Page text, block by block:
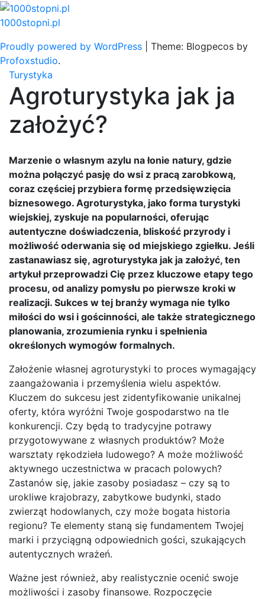
Skip
to
1000stopni.pl
Proudly powered by WordPress
Theme: Blogpecos by
Profoxstudio.
Turystyka
Agroturystyka jak ja
założyć?
Marzenie o własnym azylu na łonie natury, gdzie
można połączyć pasję do wsi z pracą zarobkową,
coraz częściej przybiera formę przedsięwzięcia
biznesowego. Agroturystyka, jako forma turystyki
wiejskiej, zyskuje na popularności, oferując
autentyczne doświadczenia, bliskość przyrody i
możliwość oderwania się od miejskiego zgiełku. Jeśli
zastanawiasz się, agroturystyka jak ja założyć, ten
artykuł przeprowadzi Cię przez kluczowe etapy tego
procesu, od analizy pomysłu po pierwsze kroki w
realizacji. Sukces w tej branży wymaga nie tylko
miłości do wsi i gościnności, ale także strategicznego
planowania, zrozumienia rynku i spełnienia
określonych wymogów formalnych.
Założenie własnej agroturystyki to proces wymagający
zaangażowania i przemyślenia wielu aspektów.
Kluczem do sukcesu jest zidentyfikowanie unikalnej
oferty, która wyróżni Twoje gospodarstwo na tle
konkurencji. Czy będą to tradycyjne potrawy
przygotowywane z własnych produktów? Może
warsztaty rękodzieła ludowego? A może możliwość
aktywnego uczestnictwa w pracach polowych?
Zastanów się, jakie zasoby posiadasz – czy są to
urokliwe krajobrazy, zabytkowe budynki, stado
zwierząt hodowlanych, czy może bogata historia
regionu? Te elementy staną się fundamentem Twojej
marki i przyciągną odpowiednich gości, szukających
autentycznych wrażeń.
Ważne jest również, aby realistycznie ocenić swoje
możliwości i zasoby finansowe. Rozpoczęcie